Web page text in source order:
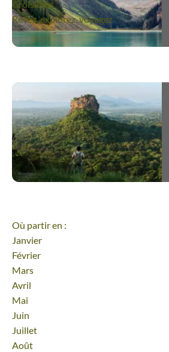
Où partir en :
Janvier
Février
Mars
Avril
Mai
Juin
Juillet
Août
Croisières
Rêvez, explorez, voyagez